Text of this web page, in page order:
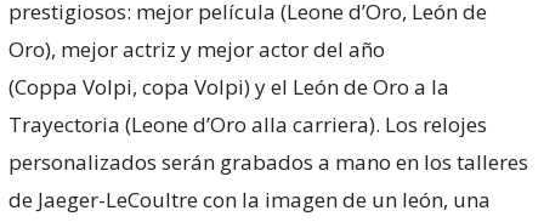
prestigiosos: mejor película (Leone d’Oro, León de
Oro), mejor actriz y mejor actor del año
(Coppa Volpi, copa Volpi) y el León de Oro a la
Trayectoria (Leone d’Oro alla carriera). Los relojes
personalizados serán grabados a mano en los talleres
de Jaeger-LeCoultre con la imagen de un león, una